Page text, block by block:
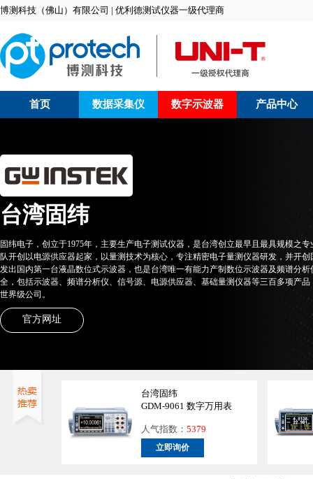
博测科技（佛山）有限公司 | 优利德测试仪器一级代理商
首页 数据采集仪 数字示波器 产品中心
台湾固纬
固纬电子，创立于1975年，主要生产电子测试仪器，是台湾创立最早且最具规模之
队开创以电源供应器起家，以量测技术为核心，专注精密电子量测仪器研发，并开
发出国内第一台液晶数位式示波器，也是台湾唯一有能力产制数位示波器及频谱分
全，包括示波器、频谱分析仪、信号源、电源供应器、基础量测仪器等三百多项产
世界级公司。
官方网址
台湾固纬
GDM-9061 数字万用表
人气指数： 5379
立即询价